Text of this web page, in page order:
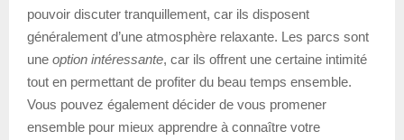
pouvoir discuter tranquillement, car ils disposent
généralement d’une atmosphère relaxante. Les parcs sont
une option intéressante, car ils offrent une certaine intimité
tout en permettant de profiter du beau temps ensemble.
Vous pouvez également décider de vous promener
ensemble pour mieux apprendre à connaître votre